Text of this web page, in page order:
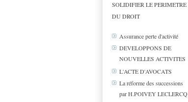
SOLIDIFIER LE PERIMETRE
DU DROIT
Assurance perte d'activité
DEVELOPPONS DE
NOUVELLES ACTIVITES
L'ACTE D'AVOCATS
La réforme des successions
par H.POIVEY LECLERCQ